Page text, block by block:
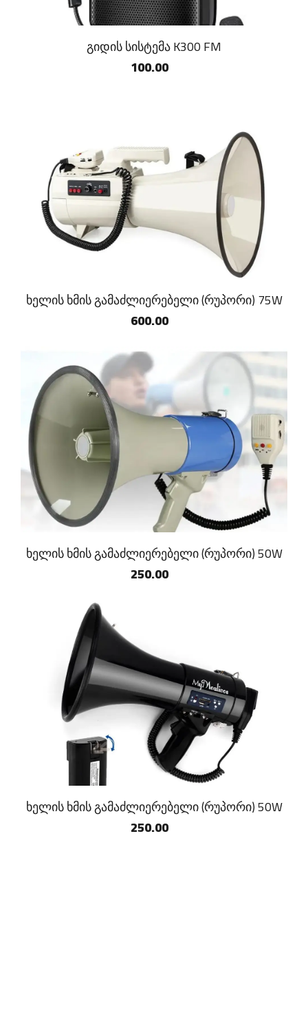
გიდის სისტემა K300 FM
100.00
ხელის ხმის გამაძლიერებელი (რუპორი) 75W
600.00
ხელის ხმის გამაძლიერებელი (რუპორი) 50W
250.00
ხელის ხმის გამაძლიერებელი (რუპორი) 50W
250.00